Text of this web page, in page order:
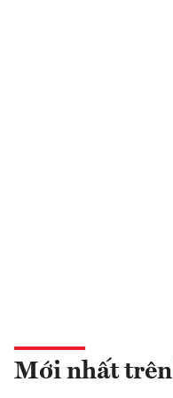
Mới nhất trên